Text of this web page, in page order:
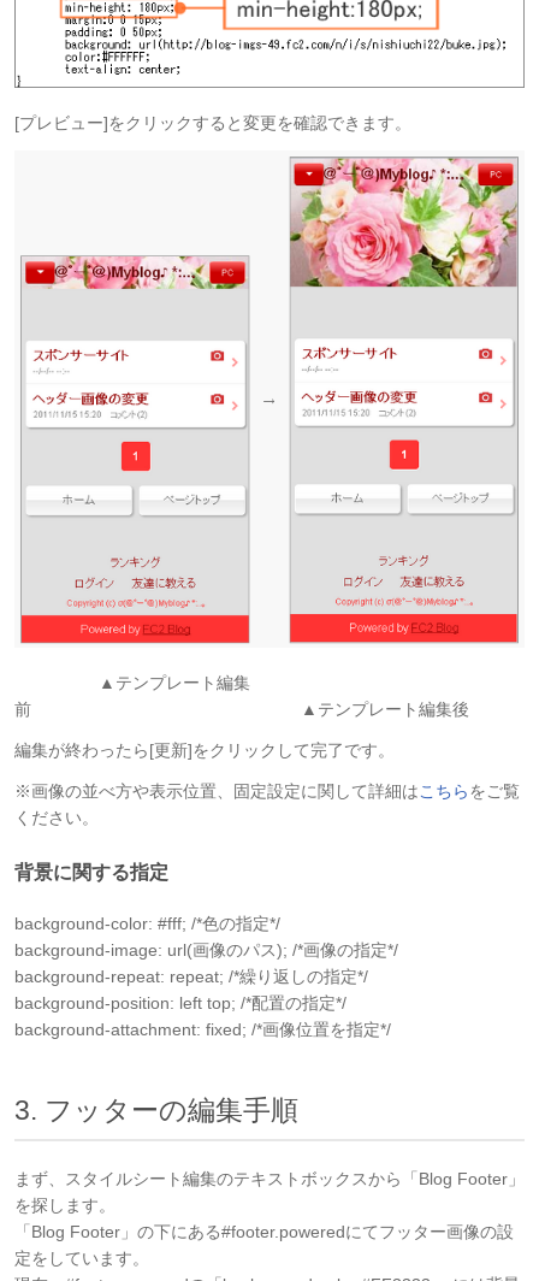
[プレビュー]をクリックすると変更を確認できます。
▲テンプレート編集
前 ▲テンプレート編集後
編集が終わったら[更新]をクリックして完了です。
※画像の並べ方や表示位置、固定設定に関して詳細はこちらをご覧
ください。
背景に関する指定
background-color: #fff; /*色の指定*/
background-image: url(画像のパス); /*画像の指定*/
background-repeat: repeat; /*繰り返しの指定*/
background-position: left top; /*配置の指定*/
background-attachment: fixed; /*画像位置を指定*/
3. フッターの編集手順
まず、スタイルシート編集のテキストボックスから「Blog Footer」
を探します。
「Blog Footer」の下にある#footer.poweredにてフッター画像の設
定をしています。